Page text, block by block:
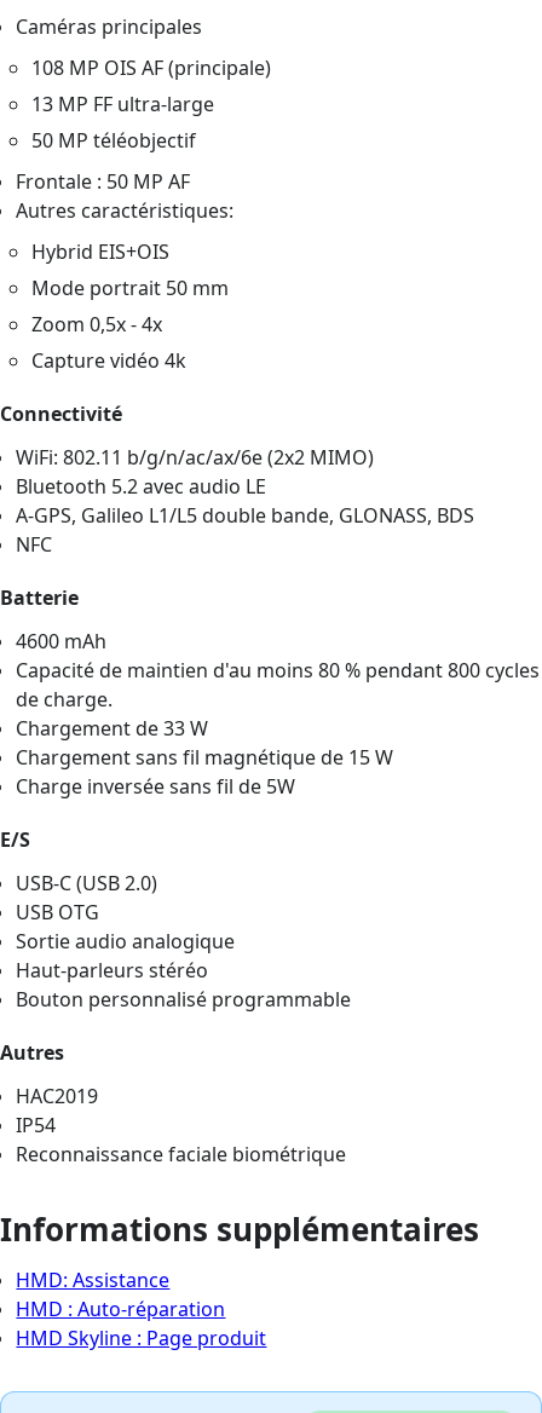
Caméras principales
108 MP OIS AF (principale)
13 MP FF ultra-large
50 MP téléobjectif
Frontale : 50 MP AF
Autres caractéristiques:
Hybrid EIS+OIS
Mode portrait 50 mm
Zoom 0,5x - 4x
Capture vidéo 4k
Connectivité
WiFi: 802.11 b/g/n/ac/ax/6e (2x2 MIMO)
Bluetooth 5.2 avec audio LE
A-GPS, Galileo L1/L5 double bande, GLONASS, BDS
NFC
Batterie
4600 mAh
Capacité de maintien d'au moins 80 % pendant 800 cycles
de charge.
Chargement de 33 W
Chargement sans fil magnétique de 15 W
Charge inversée sans fil de 5W
E/S
USB-C (USB 2.0)
USB OTG
Sortie audio analogique
Haut-parleurs stéréo
Bouton personnalisé programmable
Autres
HAC2019
IP54
Reconnaissance faciale biométrique
Informations supplémentaires
HMD: Assistance
HMD : Auto-réparation
HMD Skyline : Page produit